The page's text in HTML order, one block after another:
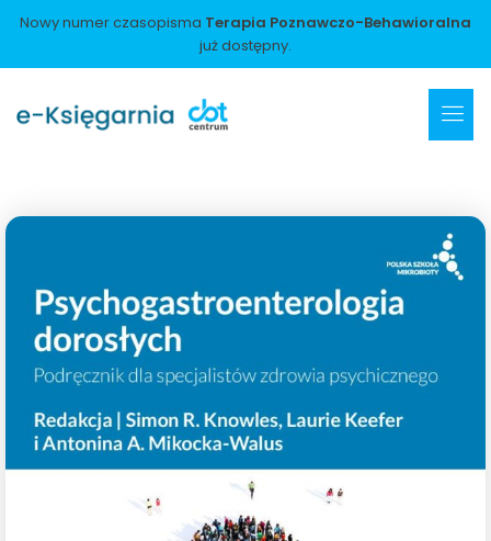
Nowy numer czasopisma Terapia Poznawczo-Behawioralna
już dostępny.